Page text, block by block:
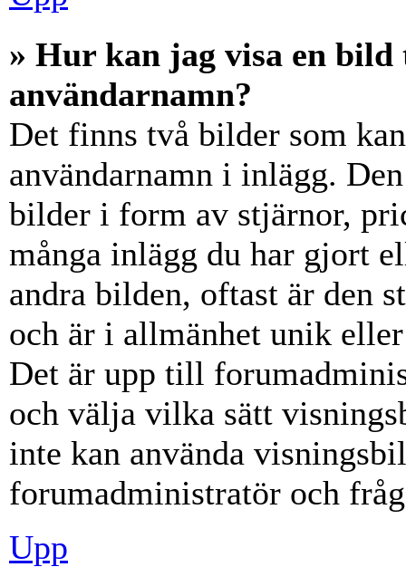
» Hur kan jag visa en
användarnamn?
Det finns två bilder som
användarnamn i inlägg.
bilder i form av stjärnor,
många inlägg du har gjort
andra bilden, oftast är den
och är i allmänhet unik
Det är upp till
och välja vilka sätt
inte kan använda
forumadministratör och
Upp